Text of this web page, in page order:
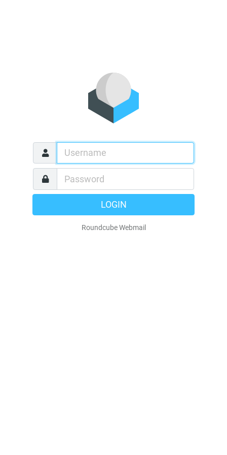
LOGIN
Roundcube Webmail